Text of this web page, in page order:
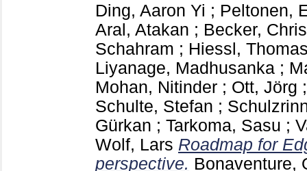
Ding, Aaron Yi ; Peltonen,
Aral, Atakan ; Becker,
Schahram ; Hiessl,
Liyanage, Madhusanka ;
Mohan, Nitinder ; Ott, Jörg
Schulte, Stefan ;
Gürkan ; Tarkoma, Sasu ;
Wolf, Lars Roadmap for
perspective. Bonaventure,